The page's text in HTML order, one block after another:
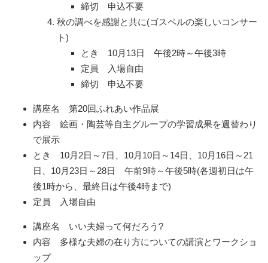
締切 申込不要
秋の調べを感謝と共に(ゴスペルの楽しいコンサー
ト)
とき 10月13日 午後2時～午後3時
定員 入場自由
締切 申込不要
講座名 第20回ふれあい作品展
内容 絵画・陶芸等自主グループの学習成果を週替わり
で展示
とき 10月2日～7日、10月10日～14日、10月16日～21
日、10月23日～28日 午前9時～午後5時(各週初日は午
後1時から、最終日は午後4時まで)
定員 入場自由
講座名 いい夫婦って何だろう?
内容 多様な夫婦の在り方についての講演とワークショ
ップ